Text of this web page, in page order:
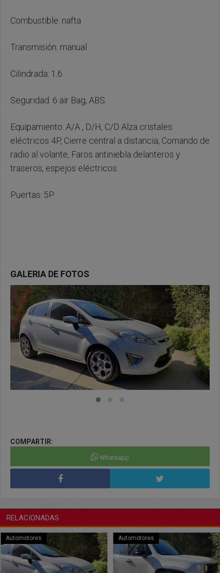
Combustible: nafta
Transmisión: manual
Cilindrada: 1.6
Seguridad: 6 air Bag, ABS.
Equipamiento: A/A , D/H, C/D Alza cristales
eléctricos 4P, Cierre central a distancia, Comando de
radio al volante, Faros antiniebla delanteros y
traseros, espejos eléctricos.
Puertas: 5P
GALERIA DE FOTOS
COMPARTIR:
Whatsapp
RELACIONADAS
Automotores Automotores